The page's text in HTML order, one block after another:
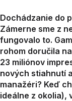
Dochádzanie do
Zámerne sme z
fungovalo to.
rohom doručila
23 miliónov
nových stiahnutí
manažéri? Keď
ideálne z okolia),